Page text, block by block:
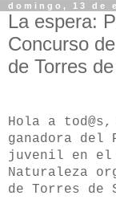
domingo, 13 de
La espera:
Concurso
de Torres
Hola a
ganadora del
juvenil en el
Naturaleza
de Torres de